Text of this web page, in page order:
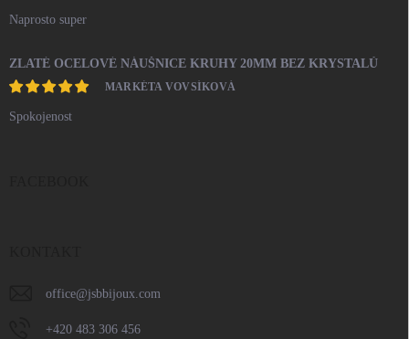
Naprosto super
ZLATÉ OCELOVÉ NÁUŠNICE KRUHY 20MM BEZ KRYSTALŮ
MARKÉTA VOVSÍKOVÁ
Spokojenost
office@jsbbijoux.com
+420 483 306 456